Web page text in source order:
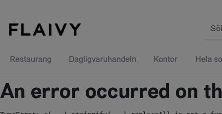
Restaurang Dagligvaruhandeln Kontor Hela
An error occurred on